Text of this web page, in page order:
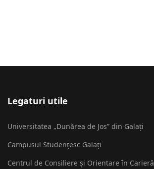
Legaturi utile
Universitatea „Dunărea de Jos” din Galați
Campusul Studențesc Galați
Centrul de Consiliere și Orientare în Carieră